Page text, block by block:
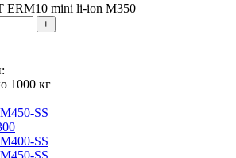
ERM10 mini li-ion M350
+
1000 кг
SS
SS
SS